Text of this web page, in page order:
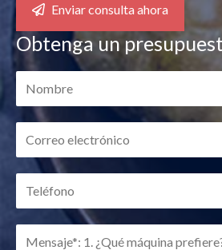
Enviar consulta ahora
Obtenga un